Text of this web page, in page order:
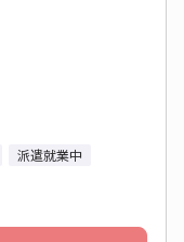
派遣就業中